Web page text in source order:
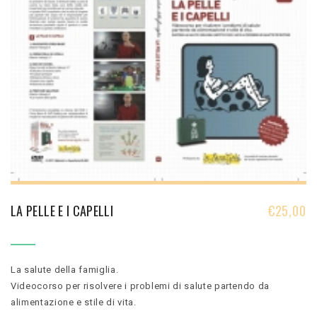
LA PELLE E I CAPELLI €25,00
La salute della famiglia.
Videocorso per risolvere i problemi di salute partendo da
alimentazione e stile di vita.